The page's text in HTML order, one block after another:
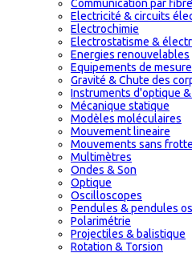
Communication par
Electricité & circuits
Electrochimie
Electrostatisme &
Energies renouvelables
Equipements de mesure
Gravité & Chute des
Instruments d'optique
Mécanique statique
Modèles moléculaires
Mouvement lineaire
Mouvements sans
Multimètres
Ondes & Son
Optique
Oscilloscopes
Pendules & pendules
Polarimétrie
Projectiles & balistique
Rotation & Torsion